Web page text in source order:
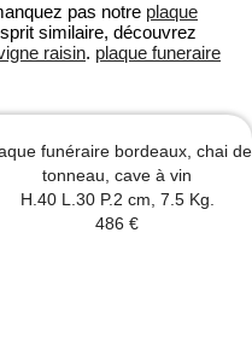
pas notre plaque
similaire, découvrez
raisin. plaque funeraire
funéraire bordeaux, chai de
tonneau, cave à vin
H.40 L.30 P.2 cm, 7.5 Kg.
486 €